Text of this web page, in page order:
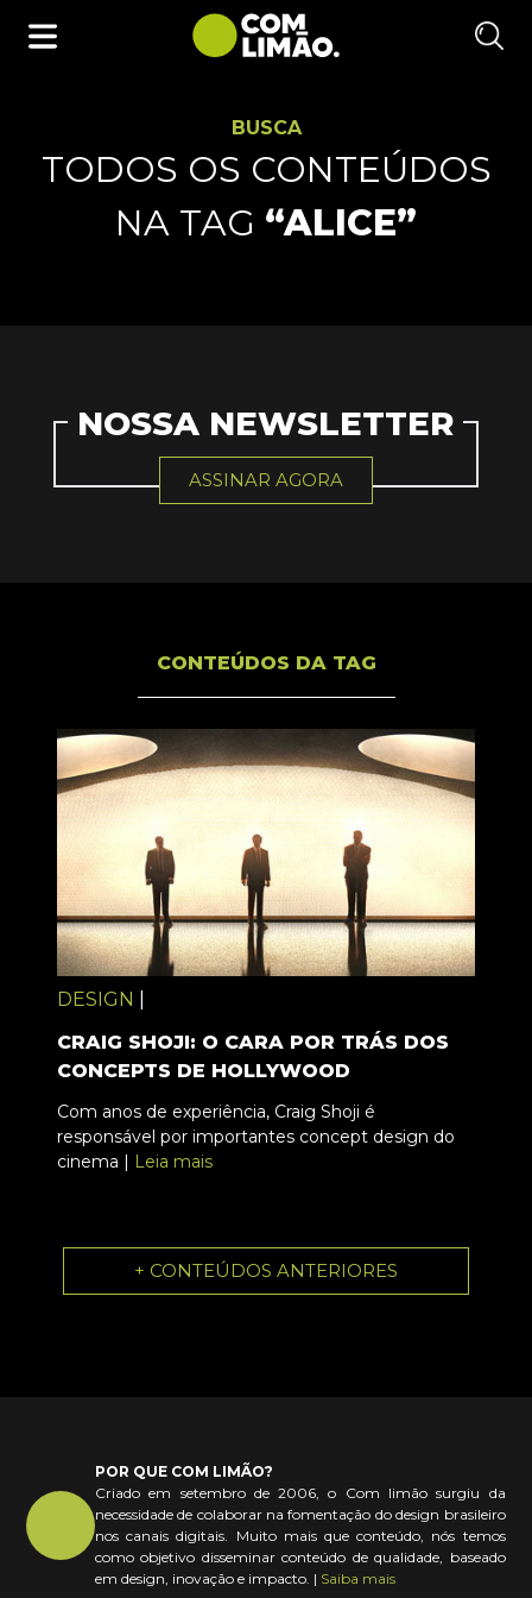
BUSCA
TODOS OS CONTEÚDOS
NA TAG “ALICE”
NOSSA NEWSLETTER
ASSINAR AGORA
CONTEÚDOS DA TAG
DESIGN
CRAIG SHOJI: O CARA POR TRÁS DOS
CONCEPTS DE HOLLYWOOD
Com anos de experiência, Craig Shoji é
responsável por importantes concept design do
cinema | Leia mais
+ CONTEÚDOS ANTERIORES
POR QUE COM LIMÃO?
Criado em setembro de 2006, o Com limão surgiu da
necessidade de colaborar na fomentação do design brasileiro
nos canais digitais. Muito mais que conteúdo, nós temos
como objetivo disseminar conteúdo de qualidade, baseado
em design, inovação e impacto. | Saiba mais